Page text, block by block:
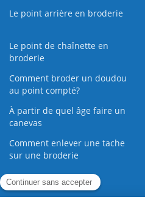
Le point arrière en broderie
Le point de chaînette en
broderie
Comment broder un doudou
au point compté?
À partir de quel âge faire un
canevas
Comment enlever une tache
sur une broderie
Guide de la Broderie